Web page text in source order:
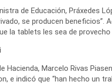
de Educación, Práxedes
se producen beneficios”.
la tablets les sea de provecho
Hacienda, Marcelo Rivas
e indicó que “han hecho un